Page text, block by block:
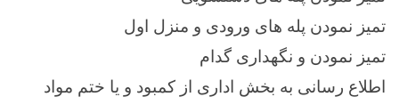
تمیز نمودن پله های ورودی و منزل اول
تمیز نمودن و نگهداری گدام
اطلاع رسانی به بخش اداری از کمبود و یا ختم مواد